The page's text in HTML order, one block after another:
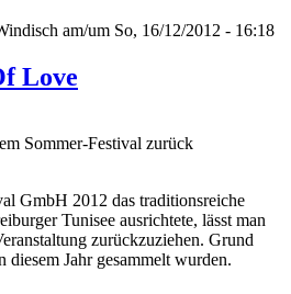
am/um So, 16/12/2012 - 16:18
Love
Sommer-Festival zurück
GmbH 2012 das traditionsreiche
Tunisee ausrichtete, lässt man
zurückzuziehen. Grund
diesem Jahr gesammelt wurden.